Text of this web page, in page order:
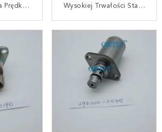
Prędkość
TERAZ
Wysokiej Trwałości Stal /
SKONTAKTUJ SIĘ TERAZ